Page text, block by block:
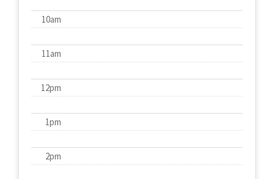
10am
11am
12pm
1pm
2pm